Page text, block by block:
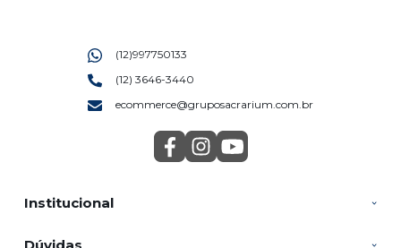
Institucional
(12)997750133
(12) 3646-3440
ecommerce@gruposacrarium.com.br